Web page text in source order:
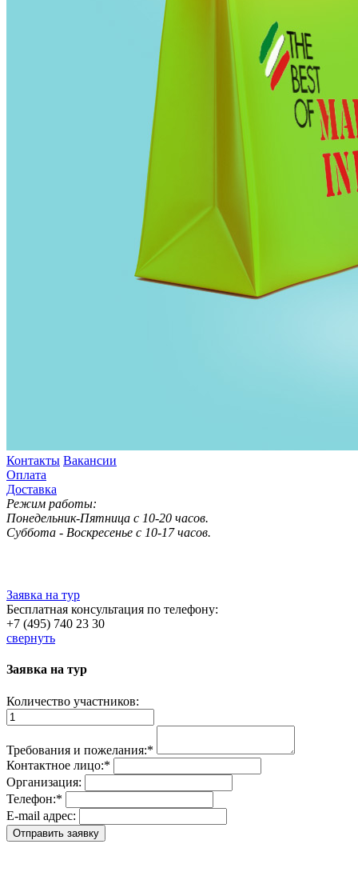
Контакты Вакансии
Оплата
Доставка
Режим работы:
Понедельник-Пятница с 10-20 часов.
Суббота - Воскресенье с 10-17 часов.
Заявка на тур
Бесплатная консультация по телефону:
+7 (495) 740 23 30
свернуть
Заявка на тур
Количество участников:
Требования и пожелания:*
Контактное лицо:*
Организация:
Телефон:*
E-mail адрес: